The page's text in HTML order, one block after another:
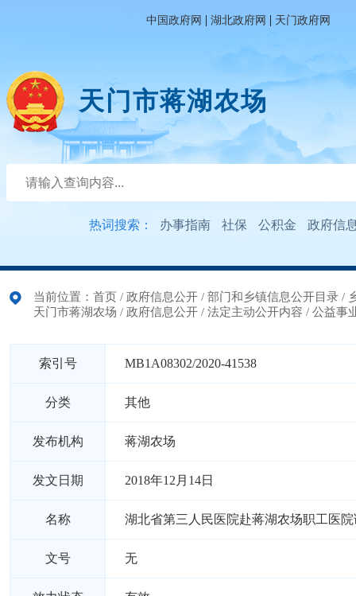
中国政府网 | 湖北政府网 | 天门政府网
天门市蒋湖农场
热词搜索： 办事指南 社保 公积金 政府信
当前位置： 首页 / 政府信息公开 / 部门和乡镇信息公开目录 /
天门市蒋湖农场 / 政府信息公开 / 法定主动公开内容 / 公益事
索引号 MB1A08302/2020-41538
分类 其他
发布机构 蒋湖农场
发文日期 2018年12月14日
名称 湖北省第三人民医院赴蒋湖农场职工医
文号 无